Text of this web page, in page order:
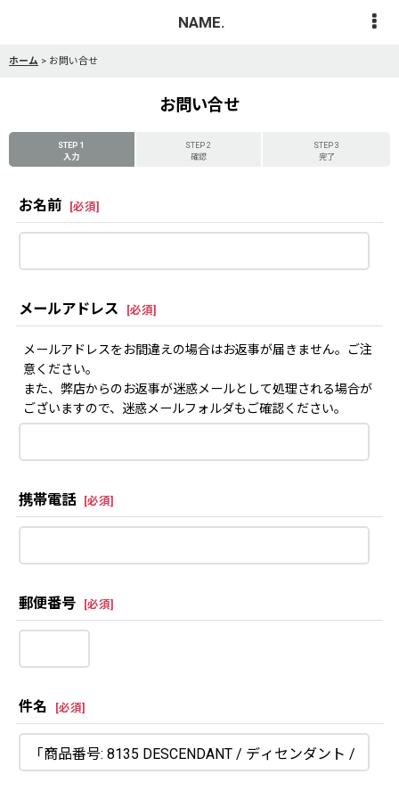
NAME.
ホーム > お問い合せ
お問い合せ
STEP 1
入力
STEP 2
確認
STEP 3
完了
お名前 [必須]
メールアドレス [必須]
メールアドレスをお間違えの場合はお返事が届きません。ご注
意ください。
また、弊店からのお返事が迷惑メールとして処理される場合が
ございますので、迷惑メールフォルダもご確認ください。
携帯電話 [必須]
郵便番号 [必須]
件名 [必須]